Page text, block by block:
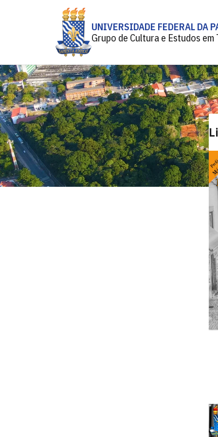
UNIVERSIDADE FEDERAL DA
Grupo de Cultura e Estudos em